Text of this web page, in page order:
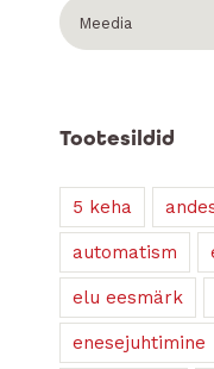
Meedia
Tootesildid
5 keha
automatism
elu eesmärk
enesejuhtimine